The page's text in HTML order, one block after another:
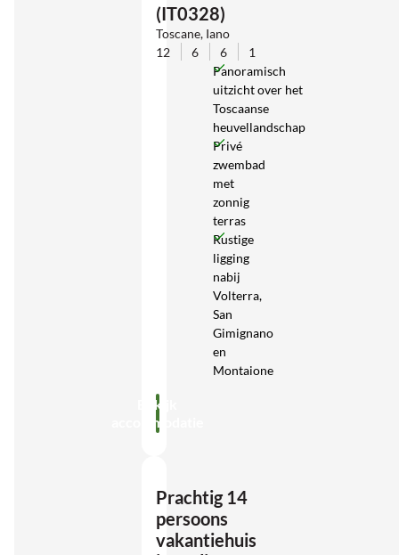
(IT0328)
Toscane, Iano
12
6 6
1
Panoramisch
uitzicht over het
Toscaanse
heuvellandschap
Privé
zwembad
met
zonnig
terras
Rustige
ligging
nabij
Volterra,
San
Gimignano
en
Montaione
Bekijk
accommodatie
Prachtig 14
persoons
vakantiehuis